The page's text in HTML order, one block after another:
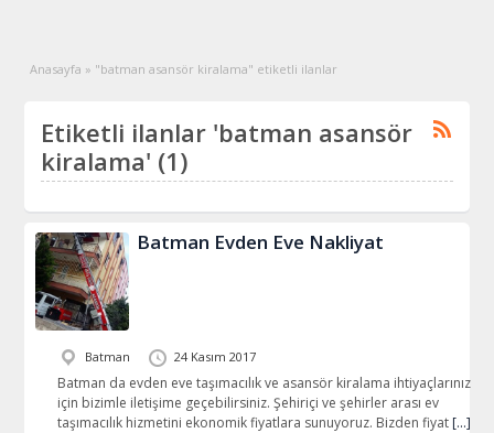
Anasayfa » "batman asansör kiralama" etiketli ilanlar
Etiketli ilanlar 'batman asansör
kiralama' (1)
Batman Evden Eve Nakliyat
Batman 24 Kasım 2017
Batman da evden eve taşımacılık ve asansör kiralama ihtiyaçlarınız
için bizimle iletişime geçebilirsiniz. Şehiriçi ve şehirler arası ev
taşımacılık hizmetini ekonomik fiyatlara sunuyoruz. Bizden fiyat […]